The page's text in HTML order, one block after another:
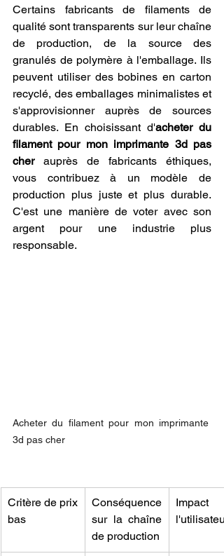
Certains fabricants de filaments de
qualité sont transparents sur leur chaîne
de production, de la source des
granulés de polymère à l'emballage. Ils
peuvent utiliser des bobines en carton
recyclé, des emballages minimalistes et
s'approvisionner auprès de sources
durables. En choisissant d'acheter du
filament pour mon imprimante 3d pas
cher auprès de fabricants éthiques,
vous contribuez à un modèle de
production plus juste et plus durable.
C'est une manière de voter avec son
argent pour une industrie plus
responsable.
Acheter du filament pour mon imprimante
3d pas cher
Critère de prix
bas
Conséquence
sur la chaîne
de production
Impact
l'utilisateur